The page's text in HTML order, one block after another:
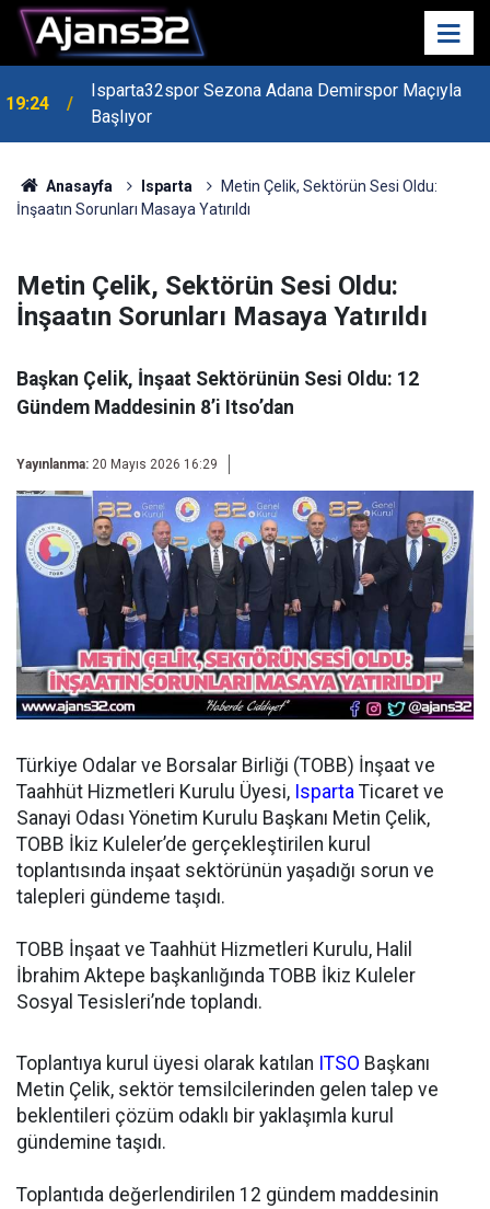
19:24
Isparta32spor Sezona Adana Demirspor Maçıyla
Başlıyor
19:22 Isparta Kredi Batağında
Anasayfa Isparta
Metin Çelik, Sektörün Sesi Oldu:
İnşaatın Sorunları Masaya Yatırıldı
Metin Çelik, Sektörün Sesi Oldu:
İnşaatın Sorunları Masaya Yatırıldı
Başkan Çelik, İnşaat Sektörünün Sesi Oldu: 12
Gündem Maddesinin 8’i Itso’dan
Yayınlanma: 20 Mayıs 2026 16:29
Türkiye Odalar ve Borsalar Birliği (TOBB) İnşaat ve
Taahhüt Hizmetleri Kurulu Üyesi, Isparta Ticaret ve
Sanayi Odası Yönetim Kurulu Başkanı Metin Çelik,
TOBB İkiz Kuleler’de gerçekleştirilen kurul
toplantısında inşaat sektörünün yaşadığı sorun ve
talepleri gündeme taşıdı.
TOBB İnşaat ve Taahhüt Hizmetleri Kurulu, Halil
İbrahim Aktepe başkanlığında TOBB İkiz Kuleler
Sosyal Tesisleri’nde toplandı.
Toplantıya kurul üyesi olarak katılan ITSO Başkanı
Metin Çelik, sektör temsilcilerinden gelen talep ve
beklentileri çözüm odaklı bir yaklaşımla kurul
gündemine taşıdı.
Toplantıda değerlendirilen 12 gündem maddesinin